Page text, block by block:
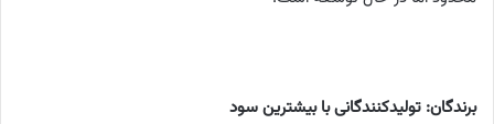
برندگان: تولیدکنندگانی با بیشترین سود